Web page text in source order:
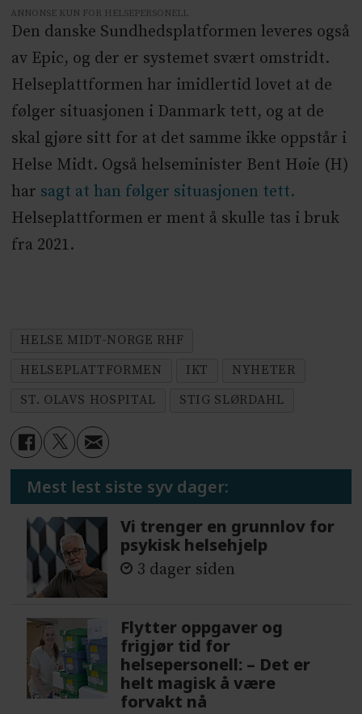
ANNONSE KUN FOR HELSEPERSONELL
Den danske Sundhedsplatformen leveres også
av Epic, og der er systemet svært omstridt.
Helseplattformen har imidlertid lovet at de
følger situasjonen i Danmark tett, og at de
skal gjøre sitt for at det samme ikke oppstår i
Helse Midt. Også helseminister Bent Høie (H)
har sagt at han følger situasjonen tett.
Helseplattformen er ment å skulle tas i bruk
fra 2021.
HELSE MIDT-NORGE RHF
HELSEPLATTFORMEN
IKT
NYHETER
ST. OLAVS HOSPITAL
STIG SLØRDAHL
Mest lest siste syv dager:
Vi trenger en grunnlov for
psykisk helsehjelp
3 dager siden
Flytter oppgaver og
frigjør tid for
helsepersonell: – Det er
helt magisk å være
forvakt nå